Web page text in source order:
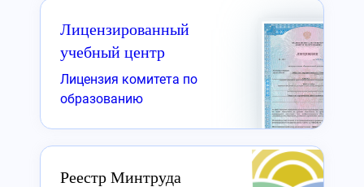
Лицензированный
учебный центр
Лицензия комитета по
образованию
Реестр Минтруда